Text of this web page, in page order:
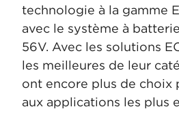
technologie à la gamme
avec le système à
56V. Avec les solutions
les meilleures de leur
ont encore plus de choix
aux applications les plus